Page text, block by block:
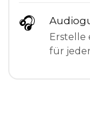
🎧
Erstelle
für